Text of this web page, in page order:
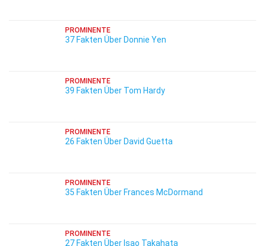
PROMINENTE
37 Fakten Über Donnie Yen
PROMINENTE
39 Fakten Über Tom Hardy
PROMINENTE
26 Fakten Über David Guetta
PROMINENTE
35 Fakten Über Frances McDormand
PROMINENTE
27 Fakten Über Isao Takahata